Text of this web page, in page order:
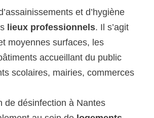
et d’hygiène
lieux professionnels. Il s’agit
moyennes surfaces, les
accueillant du public
scolaires, mairies, commerces
de désinfection à Nantes